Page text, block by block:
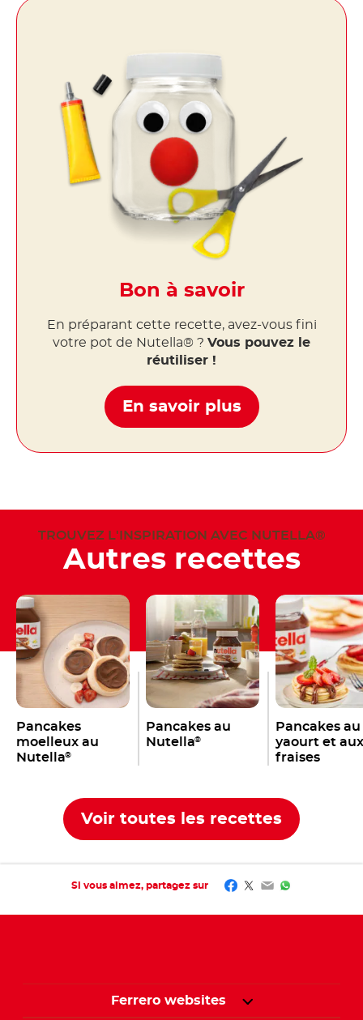
Bon à savoir
En préparant cette recette, avez-vous fini
votre pot de Nutella® ? Vous pouvez le
réutiliser !
En savoir plus
TROUVEZ L'INSPIRATION AVEC NUTELLA®
Autres recettes
Pancakes
moelleux au
Nutella®
Pancakes au
Nutella®
Pancakes au
yaourt et aux
fraises
Voir toutes les recettes
Si vous aimez, partagez sur Facebook
Twitter
EmailWhatsApp
Ferrero websites